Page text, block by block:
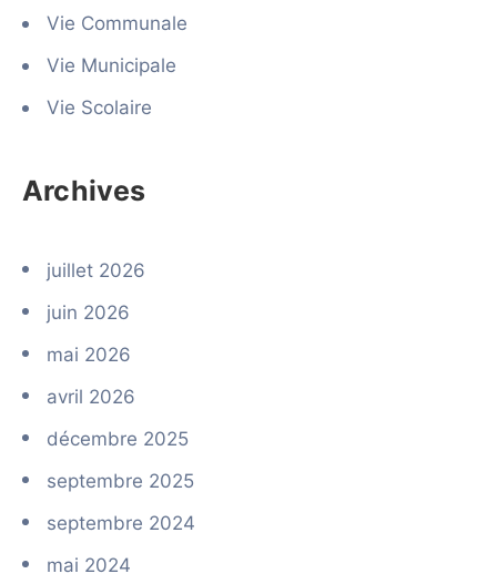
Vie Communale
Vie Municipale
Vie Scolaire
Archives
juillet 2026
juin 2026
mai 2026
avril 2026
décembre 2025
septembre 2025
septembre 2024
mai 2024